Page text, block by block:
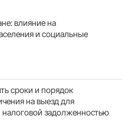
влияние на
и социальные
сроки и порядок
на выезд для
задолженностью